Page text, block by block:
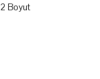
2 Boyut